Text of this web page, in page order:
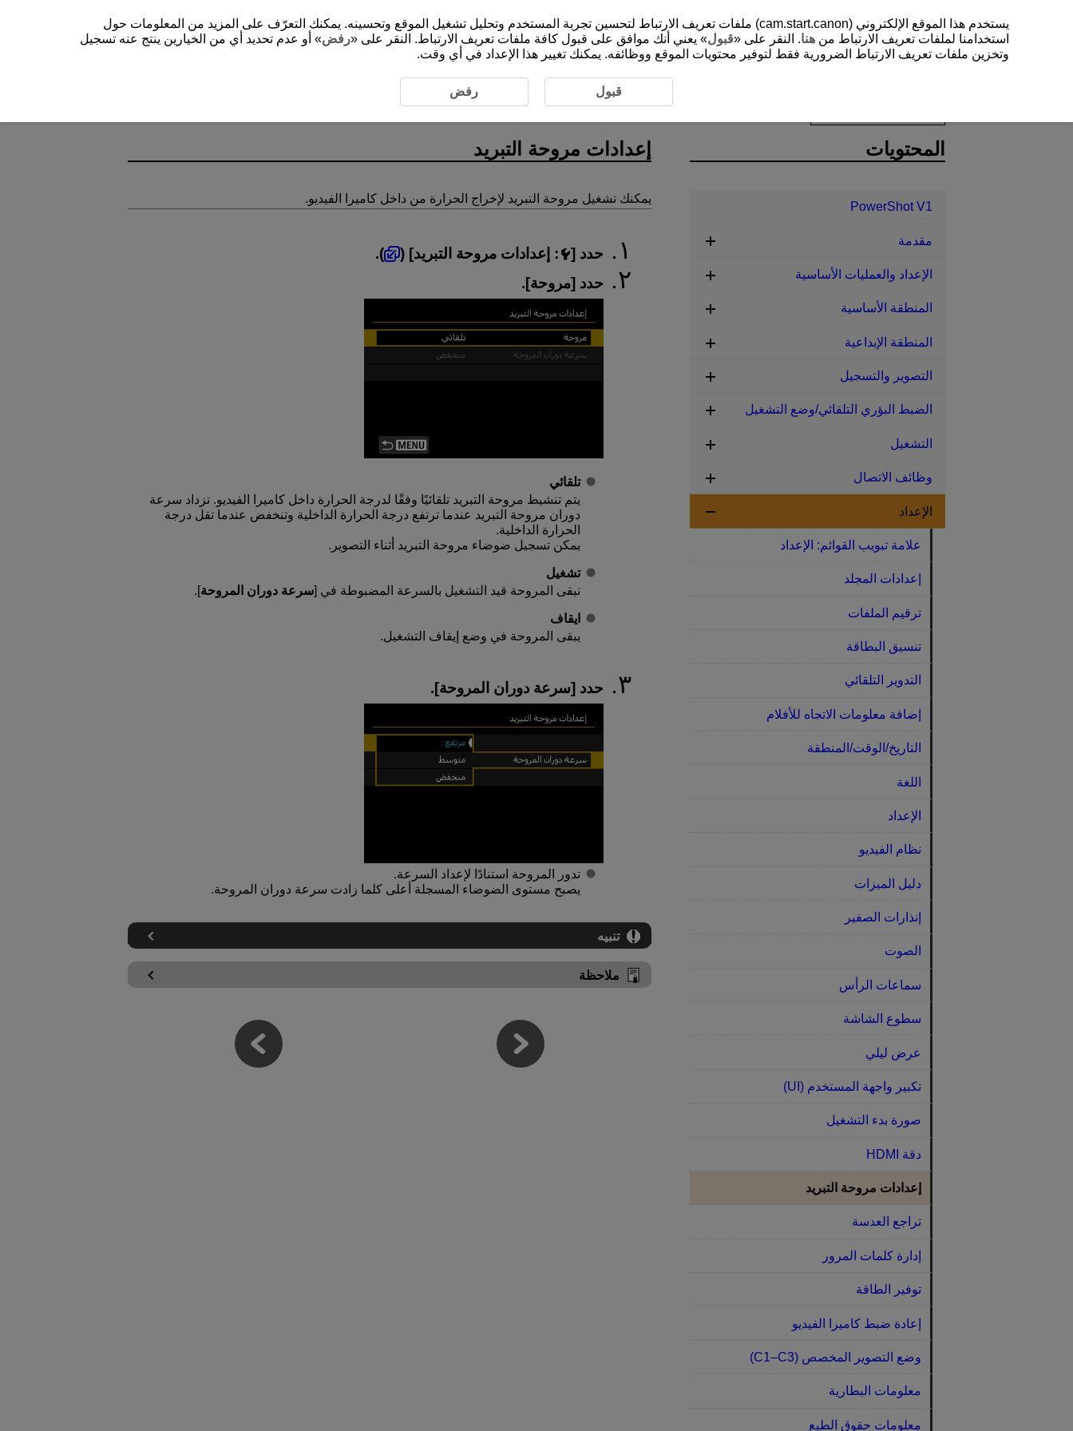
إعدادات مروحة التبريد
إعدادات مروحة التبريد
يمكنك تشغيل مروحة التبريد لإخراج الحرارة من داخل كاميرا الفيديو.
حدد [ : إعدادات مروحة التبريد] (
).
حدد [مروحة].
تلقائي
يتم تنشيط مروحة التبريد تلقائيًا وفقًا لدرجة الحرارة داخل كاميرا الفيديو. تزداد سرعة
دوران مروحة التبريد عندما ترتفع درجة الحرارة الداخلية وتنخفض عندما تقل درجة
الحرارة الداخلية.
يمكن تسجيل ضوضاء مروحة التبريد أثناء التصوير.
تشغيل
تبقى المروحة قيد التشغيل بالسرعة المضبوطة في [سرعة دوران المروحة].
ايقاف
يبقى المروحة في وضع إيقاف التشغيل.
حدد [سرعة دوران المروحة].
تدور المروحة استنادًا لإعداد السرعة.
يصبح مستوى الضوضاء المسجلة أعلى كلما زادت سرعة دوران المروحة.
تنبيه
ملاحظة
المحتويات
PowerShot V1
مقدمة
الإعداد والعمليات الأساسية
المنطقة الأساسية
المنطقة الإبداعية
التصوير والتسجيل
الضبط البؤري التلقائي/وضع التشغيل
التشغيل
وظائف الاتصال
الإعداد
علامة تبويب القوائم: الإعداد
إعدادات المجلد
ترقيم الملفات
تنسيق البطاقة
التدوير التلقائي
إضافة معلومات الاتجاه للأفلام
التاريخ/الوقت/المنطقة
اللغة
الإعداد
نظام الفيديو
دليل الميزات
إنذارات الصفير
الصوت
سماعات الرأس
سطوع الشاشة
عرض ليلي
تكبير واجهة المستخدم (UI)
صورة بدء التشغيل
دقة HDMI
إعدادات مروحة التبريد
تراجع العدسة
إدارة كلمات المرور
توفير الطاقة
إعادة ضبط كاميرا الفيديو
وضع التصوير المخصص (C1–C3)
معلومات البطارية
معلومات حقوق الطبع
يستخدم هذا الموقع الإلكتروني (cam.start.canon) ملفات تعريف الارتباط لتحسين تجربة المستخدم وتحليل تشغيل الموقع وتحسينه. يمكنك التعرّف على المزيد من المعلومات حول
استخدامنا لملفات تعريف الارتباط من هنا. النقر على «قبول» يعني أنك موافق على قبول كافة ملفات تعريف الارتباط. النقر على «رفض» أو عدم تحديد أي من الخيارين ينتج عنه تسجيل
وتخزين ملفات تعريف الارتباط الضرورية فقط لتوفير محتويات الموقع ووظائفه. يمكنك تغيير هذا الإعداد في أي وقت.
قبول رفض